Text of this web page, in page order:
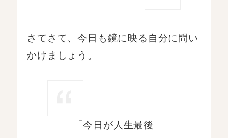
さてさて、今日も鏡に映る自分に問い
かけましょう。
「今日が人生最後